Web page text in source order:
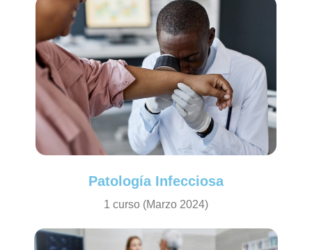
Patología Infecciosa
1 curso (Marzo 2024)